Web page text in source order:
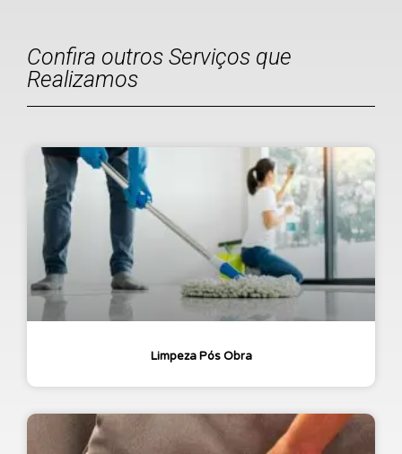
Confira outros Serviços que
Realizamos
Limpeza Pós Obra